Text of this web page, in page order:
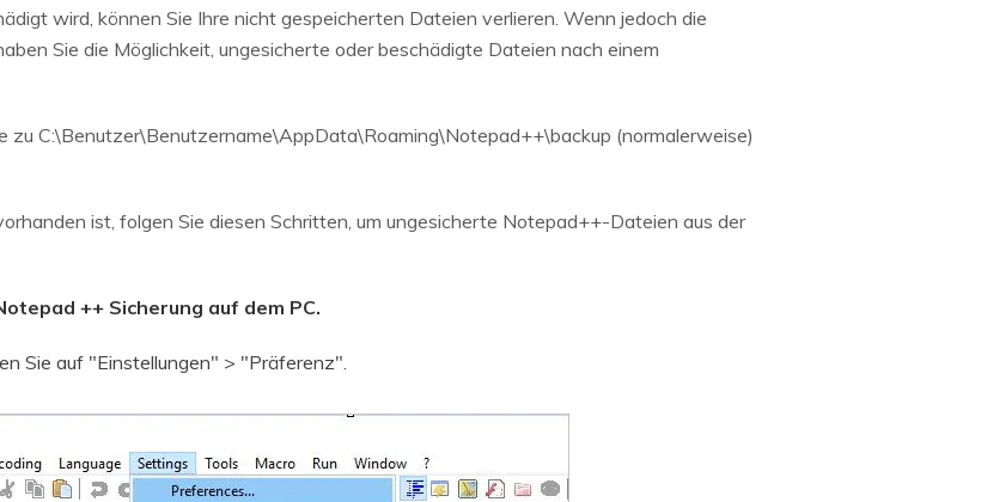
wird, können Sie Ihre nicht gespeicherten Dateien verlieren. Wenn jedoch die
Sie die Möglichkeit, ungesicherte oder beschädigte Dateien nach einem
zu C:\Benutzer\Benutzername\AppData\Roaming\Notepad++\backup (normalerweise)
ist, folgen Sie diesen Schritten, um ungesicherte Notepad++-Dateien aus der
++ Sicherung auf dem PC.
Sie auf "Einstellungen" > "Präferenz".